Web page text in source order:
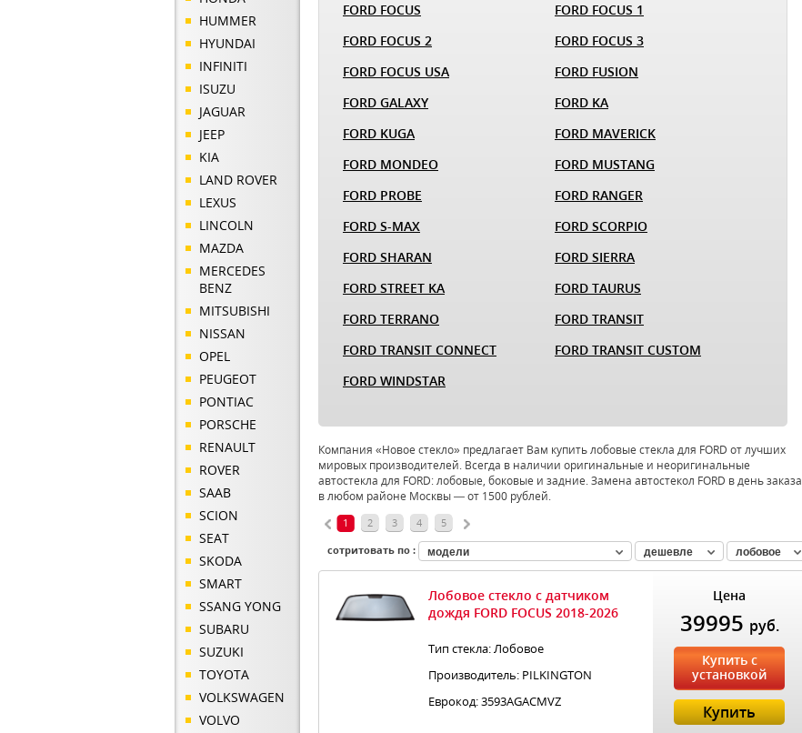
HUMMER
HYUNDAI
INFINITI
ISUZU
JAGUAR
JEEP
KIA
LAND ROVER
LEXUS
LINCOLN
MAZDA
MERCEDES
BENZ
MITSUBISHI
NISSAN
OPEL
PEUGEOT
PONTIAC
PORSCHE
RENAULT
ROVER
SAAB
SCION
SEAT
SKODA
SMART
SSANG YONG
SUBARU
SUZUKI
TOYOTA
VOLKSWAGEN
VOLVO
FORD FOCUS
FORD FOCUS 1
FORD FOCUS 2
FORD FOCUS 3
FORD FOCUS USA
FORD FUSION
FORD GALAXY
FORD KA
FORD KUGA
FORD MAVERICK
FORD MONDEO
FORD MUSTANG
FORD PROBE
FORD RANGER
FORD S-MAX
FORD SCORPIO
FORD SHARAN
FORD SIERRA
FORD STREET KA
FORD TAURUS
FORD TERRANO
FORD TRANSIT
FORD TRANSIT CONNECT
FORD TRANSIT CUSTOM
FORD WINDSTAR
Компания «Новое стекло» предлагает Вам купить лобовые стекла для FORD от лучших
мировых производителей. Всегда в наличии оригинальные и неоригинальные
автостекла для FORD: лобовые, боковые и задние. Замена автостекол FORD в день заказа
в любом районе Москвы — от 1500 рублей.
1 2 3 4
5
сотритовать по :
модели дешевле лобовое
Лобовое стекло с датчиком
дождя FORD FOCUS 2018-2026
Тип стекла: Лобовое
Производитель: PILKINGTON
Еврокод: 3593AGACMVZ
Цена
39995 руб.
Купить с
установкой
Купить